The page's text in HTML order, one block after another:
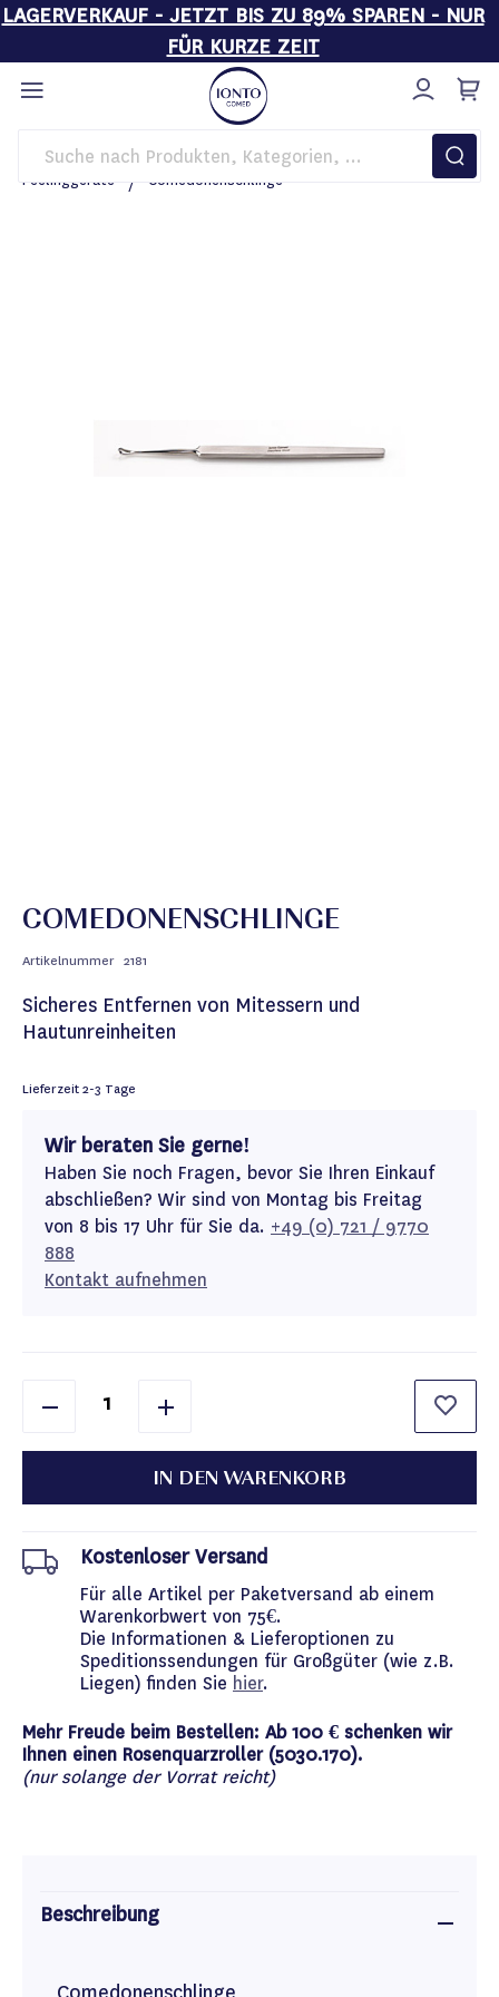
LAGERVERKAUF - JETZT BIS ZU 89% SPAREN - NUR
FÜR KURZE ZEIT
Direkt
zum
Inhalt
Startseite Kosmetikgeräte
BASIC LINE
Peelinggeräte
Comedonenschlinge
COMEDONENSCHLINGE
Artikelnummer 2181
Sicheres Entfernen von Mitessern und
Hautunreinheiten
Lieferzeit2-3 Tage
Wir beraten Sie gerne!
Haben Sie noch Fragen, bevor Sie Ihren Einkauf
abschließen? Wir sind von Montag bis Freitag
von 8 bis 17 Uhr für Sie da. +49 (0) 721 / 9770
888
Kontakt aufnehmen
IN DEN WARENKORB
Kostenloser Versand
Für alle Artikel per Paketversand ab einem
Warenkorbwert von 75€.
Die Informationen & Lieferoptionen zu
Speditionssendungen für Großgüter (wie z.B.
Liegen) finden Sie hier.
Mehr Freude beim Bestellen: Ab 100 € schenken wir
Ihnen einen Rosenquarzroller (5030.170).
(nur solange der Vorrat reicht)
Beschreibung